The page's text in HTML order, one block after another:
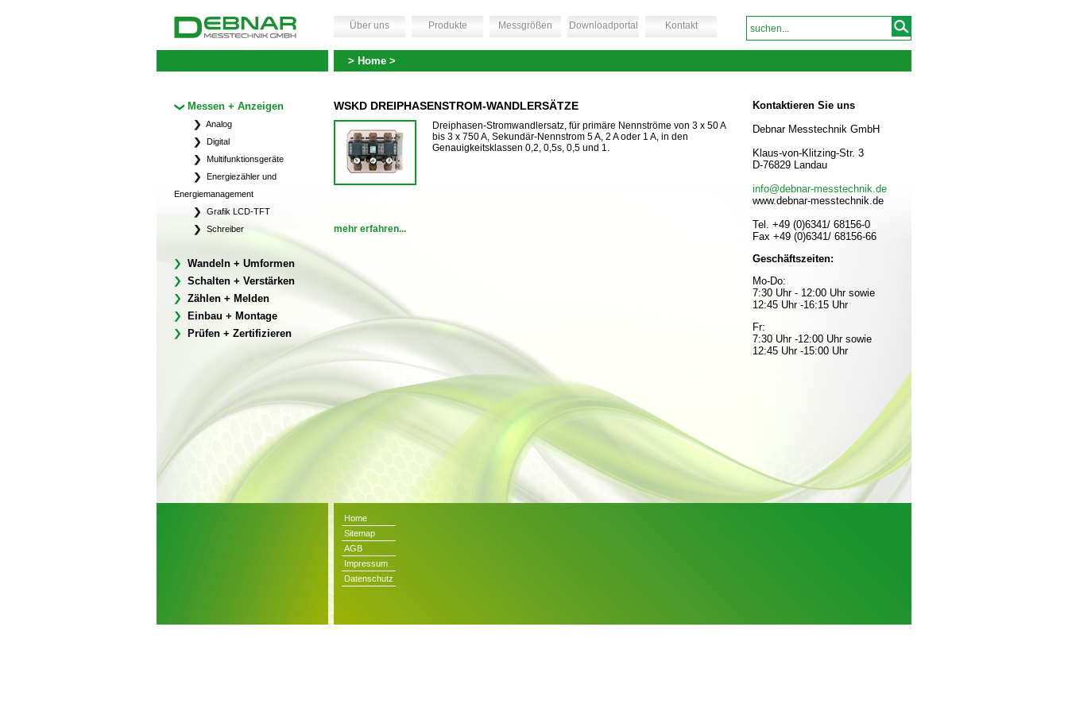
> Home >
Über uns Produkte Messgrößen Downloadportal Kontakt
Messen + Anzeigen
Analog
Digital
Multifunktionsgeräte
Energiezähler und
Energiemanagement
Grafik LCD-TFT
Schreiber
Wandeln + Umformen
Schalten + Verstärken
Zählen + Melden
Einbau + Montage
Prüfen + Zertifizieren
WSKD DREIPHASENSTROM-WANDLERSÄTZE
Dreiphasen-Stromwandlersatz, für primäre Nennströme von 3 x 50 A
bis 3 x 750 A, Sekundär-Nennstrom 5 A, 2 A oder 1 A, in den
Genauigkeitsklassen 0,2, 0,5s, 0,5 und 1.
mehr erfahren...
Kontaktieren Sie uns
Debnar Messtechnik GmbH
Klaus-von-Klitzing-Str. 3
D-76829 Landau
info@debnar-messtechnik.de
www.debnar-messtechnik.de
Tel. +49 (0)6341/ 68156-0
Fax +49 (0)6341/ 68156-66
Geschäftszeiten:
Mo-Do:
7:30 Uhr - 12:00 Uhr sowie
12:45 Uhr -16:15 Uhr
Fr:
7:30 Uhr -12:00 Uhr sowie
12:45 Uhr -15:00 Uhr
Home
Sitemap
AGB
Impressum
Datenschutz